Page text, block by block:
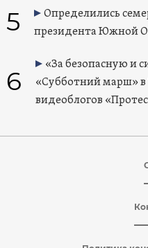
5
Определились
президента Южной
6
«За безопасную и
«Субботний марш»
видеоблогов